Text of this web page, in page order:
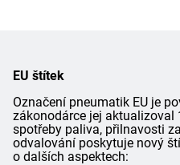
EU štítek
Označení pneumatik EU je
zákonodárce jej aktualizoval
spotřeby paliva, přilnavosti
odvalování poskytuje nový
o dalších aspektech: